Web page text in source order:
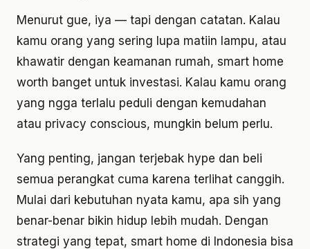
Menurut gue, iya — tapi dengan catatan. Kalau
kamu orang yang sering lupa matiin lampu, atau
khawatir dengan keamanan rumah, smart home
worth banget untuk investasi. Kalau kamu orang
yang ngga terlalu peduli dengan kemudahan
atau privacy conscious, mungkin belum perlu.
Yang penting, jangan terjebak hype dan beli
semua perangkat cuma karena terlihat canggih.
Mulai dari kebutuhan nyata kamu, apa sih yang
benar-benar bikin hidup lebih mudah. Dengan
strategi yang tepat, smart home di Indonesia bisa